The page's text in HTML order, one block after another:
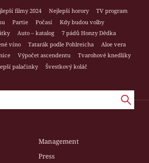
filmy 2024 Nejlepší horory
TV program
Partie Počasí
Kdy budou volby
Auto – katalog
7 pádů Honzy Dědka
víno Tatarák podle Pohlreicha
Aloe vera
Výpočet ascendentu
Tvarohové knedlíky
palačinky
Švestkový koláč
Management
Press